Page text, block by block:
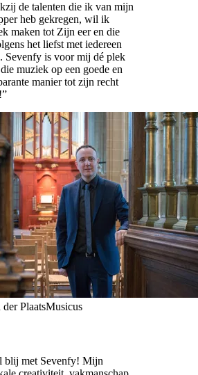
de talenten die ik van mijn
heb gekregen, wil ik
maken tot Zijn eer en die
het liefst met iedereen
Sevenfy is voor mij dé plek
muziek op een goede en
manier tot zijn recht
”
PlaatsMusicus
blij met Sevenfy! Mijn